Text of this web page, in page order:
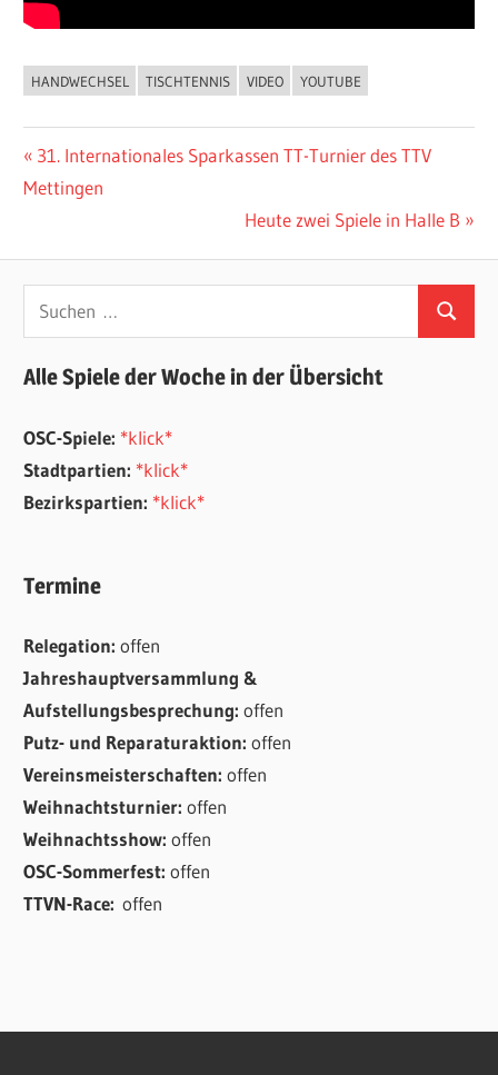
ALLGEMEIN
HANDWECHSEL TISCHTENNIS VIDEO YOUTUBE
Beitragsnavigation
Vorheriger
Beitrag:
31. Internationales Sparkassen TT-Turnier des TTV
Mettingen
Nächster
Heute zwei Spiele in Halle B
Suchen
nach:
Suchen
Alle Spiele der Woche in der Übersicht
OSC-Spiele: *klick*
Stadtpartien: *klick*
Bezirkspartien: *klick*
Termine
Relegation:offen
Jahreshauptversammlung &
Aufstellungsbesprechung:offen
Putz- und Reparaturaktion:offen
Vereinsmeisterschaften:offen
Weihnachtsturnier:offen
Weihnachtsshow:offen
OSC-Sommerfest:offen
TTVN-Race:offen